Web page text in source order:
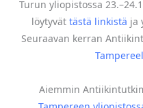
Turun yliopistossa
löytyvät tästä linkistä ja
Seuraavan kerran
Aiemmin